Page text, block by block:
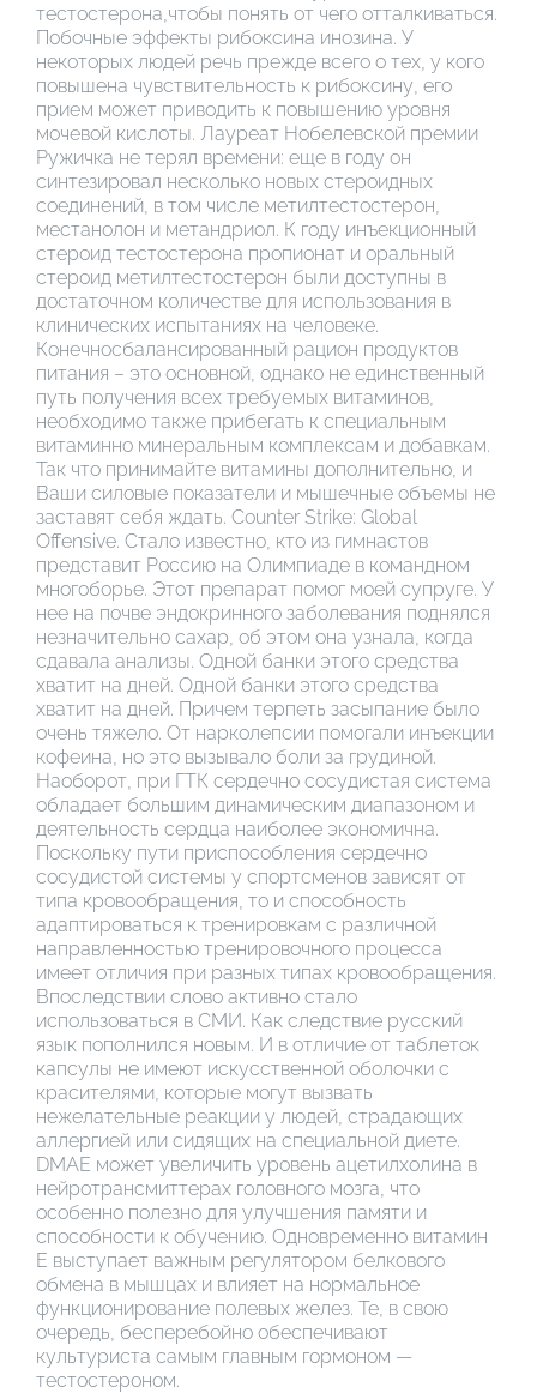
тестостерона,чтобы понять от чего отталкиваться.
Побочные эффекты рибоксина инозина. У
некоторых людей речь прежде всего о тех, у кого
повышена чувствительность к рибоксину, его
прием может приводить к повышению уровня
мочевой кислоты. Лауреат Нобелевской премии
Ружичка не терял времени: еще в году он
синтезировал несколько новых стероидных
соединений, в том числе метилтестостерон,
местанолон и метандриол. К году инъекционный
стероид тестостерона пропионат и оральный
стероид метилтестостерон были доступны в
достаточном количестве для использования в
клинических испытаниях на человеке.
Конечносбалансированный рацион продуктов
питания – это основной, однако не единственный
путь получения всех требуемых витаминов,
необходимо также прибегать к специальным
витаминно минеральным комплексам и добавкам.
Так что принимайте витамины дополнительно, и
Ваши силовые показатели и мышечные объемы не
заставят себя ждать. Counter Strike: Global
Offensive. Стало известно, кто из гимнастов
представит Россию на Олимпиаде в командном
многоборье. Этот препарат помог моей супруге. У
нее на почве эндокринного заболевания поднялся
незначительно сахар, об этом она узнала, когда
сдавала анализы. Одной банки этого средства
хватит на дней. Одной банки этого средства
хватит на дней. Причем терпеть засыпание было
очень тяжело. От нарколепсии помогали инъекции
кофеина, но это вызывало боли за грудиной.
Наоборот, при ГТК сердечно сосудистая система
обладает большим динамическим диапазоном и
деятельность сердца наиболее экономична.
Поскольку пути приспособления сердечно
сосудистой системы у спортсменов зависят от
типа кровообращения, то и способность
адаптироваться к тренировкам с различной
направленностью тренировочного процесса
имеет отличия при разных типах кровообращения.
Впоследствии слово активно стало
использоваться в СМИ. Как следствие русский
язык пополнился новым. И в отличие от таблеток
капсулы не имеют искусственной оболочки с
красителями, которые могут вызвать
нежелательные реакции у людей, страдающих
аллергией или сидящих на специальной диете.
DMAE может увеличить уровень ацетилхолина в
нейротрансмиттерах головного мозга, что
особенно полезно для улучшения памяти и
способности к обучению. Одновременно витамин
Е выступает важным регулятором белкового
обмена в мышцах и влияет на нормальное
функционирование полевых желез. Те, в свою
очередь, бесперебойно обеспечивают
культуриста самым главным гормоном —
тестостероном.